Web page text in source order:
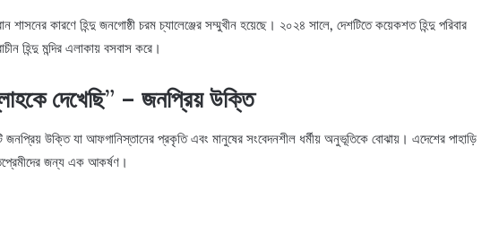
শাসনের কারণে হিন্দু জনগোষ্ঠী চরম চ্যালেঞ্জের সম্মুখীন হয়েছে। ২০২৪ সালে, দেশটিতে কয়েকশত হিন্দু পরিবার
হিন্দু মন্দির এলাকায় বসবাস করে।
দেখেছি” – জনপ্রিয় উক্তি
উক্তি যা আফগানিস্তানের প্রকৃতি এবং মানুষের সংবেদনশীল ধর্মীয় অনুভূতিকে বোঝায়। এদেশের পাহাড়ি
জন্য এক আকর্ষণ।